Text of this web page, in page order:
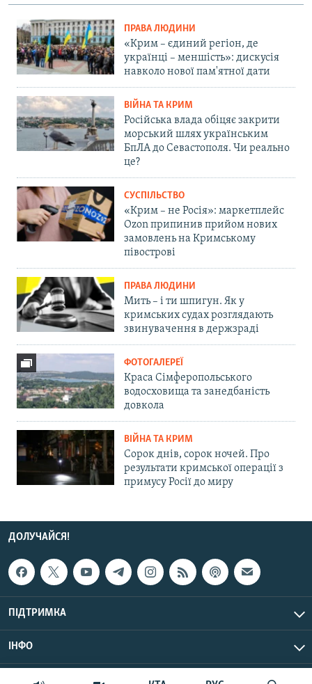
ПРАВА ЛЮДИНИ
«Крим – єдиний регіон, де
українці – меншість»: дискусія
навколо нової пам'ятної дати
ВІЙНА ТА КРИМ
Російська влада обіцяє закрити
морський шлях українським
БпЛА до Севастополя. Чи реально
це?
СУСПІЛЬСТВО
«Крим – не Росія»: маркетплейс
Ozon припинив прийом нових
замовлень на Кримському
півострові
ПРАВА ЛЮДИНИ
Мить – і ти шпигун. Як у
кримських судах розглядають
звинувачення в держзраді
ФОТОГАЛЕРЕЇ
Краса Сімферопольського
водосховища та занедбаність
довкола
ВІЙНА ТА КРИМ
Сорок днів, сорок ночей. Про
результати кримської операції з
примусу Росії до миру
ДОЛУЧАЙСЯ!
ПІДТРИМКА
ІНФО